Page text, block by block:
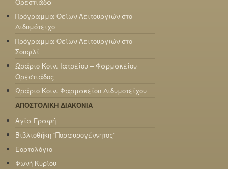
Ορεστιάδα
Πρόγραμμα Θείων Λειτουργιών στο
Διδυμότειχο
Πρόγραμμα Θείων Λειτουργιών στο
Σουφλί
Ωράριο Κοιν. Ιατρείου – Φαρμακείου
Ορεστιάδος
Ωράριο Κοιν. Φαρμακείου Διδυμοτείχου
ΑΠΟΣΤΟΛΙΚΗ ΔΙΑΚΟΝΙΑ
Αγία Γραφή
Βιβλιοθήκη “Πορφυρογέννητος”
Εορτολόγιο
Φωνή Κυρίου